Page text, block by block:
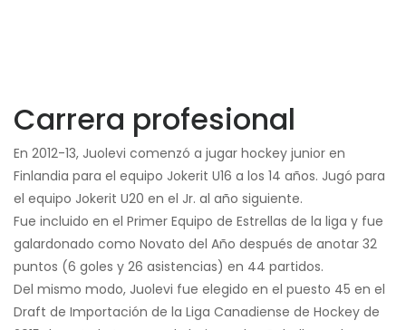
Carrera profesional
En 2012-13, Juolevi comenzó a jugar hockey junior en
Finlandia para el equipo Jokerit U16 a los 14 años. Jugó para
el equipo Jokerit U20 en el Jr. al año siguiente.
Fue incluido en el Primer Equipo de Estrellas de la liga y fue
galardonado como Novato del Año después de anotar 32
puntos (6 goles y 26 asistencias) en 44 partidos.
Del mismo modo, Juolevi fue elegido en el puesto 45 en el
Draft de Importación de la Liga Canadiense de Hockey de